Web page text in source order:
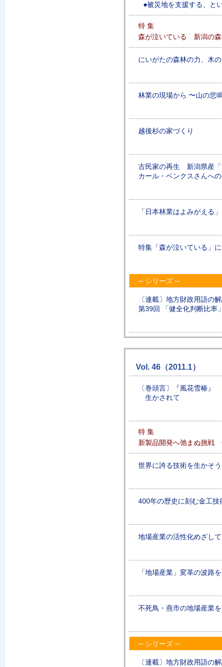
●被災地を支援する、と
特 集
森が泣いている 新潟の森
にいがたの森林の力、
林業の現場から 〜山の悲
越後杉の家づくり
古民家の再生 新潟県産「
カール・ベンクスさんへ
「日本林業はよみがえる
特集「森が泣いている」
─ シリーズ ─
〔連載〕地方財政用語の
第39回 「健全化判断比
Vol. 46（2011.1）
〔巻頭言〕『風花雪椿』
生かされて
特 集
新製品開発へ弛まぬ挑戦
世界に誇る技術を生かそ
400年の歴史に刻む金工
地場産業の活性化めざして
「地場産業」変革の波
不死鳥・燕市の地場産業
─ シリーズ ─
〔連載〕地方財政用語の